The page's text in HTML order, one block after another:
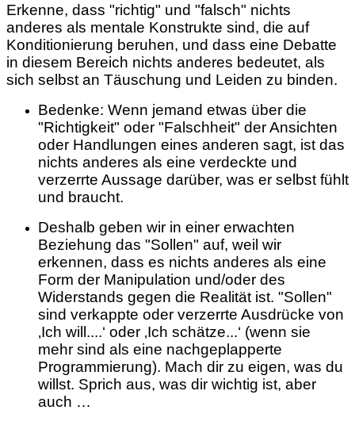
Erkenne, dass "richtig" und "falsch" nichts
anderes als mentale Konstrukte sind, die auf
Konditionierung beruhen, und dass eine Debatte
in diesem Bereich nichts anderes bedeutet, als
sich selbst an Täuschung und Leiden zu binden.
Bedenke: Wenn jemand etwas über die
"Richtigkeit" oder "Falschheit" der Ansichten
oder Handlungen eines anderen sagt, ist das
nichts anderes als eine verdeckte und
verzerrte Aussage darüber, was er selbst fühlt
und braucht.
Deshalb geben wir in einer erwachten
Beziehung das "Sollen" auf, weil wir
erkennen, dass es nichts anderes als eine
Form der Manipulation und/oder des
Widerstands gegen die Realität ist. "Sollen"
sind verkappte oder verzerrte Ausdrücke von
‚Ich will....‘ oder ‚Ich schätze...‘ (wenn sie
mehr sind als eine nachgeplapperte
Programmierung). Mach dir zu eigen, was du
willst. Sprich aus, was dir wichtig ist, aber
auch …